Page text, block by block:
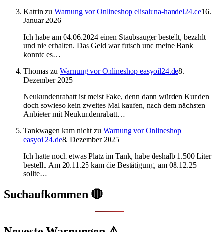
Katrin zu Warnung vor Onlineshop elisaluna-handel24.de16.
Januar 2026
Ich habe am 04.06.2024 einen Staubsauger bestellt, bezahlt
und nie erhalten. Das Geld war futsch und meine Bank
konnte es…
Thomas zu Warnung vor Onlineshop easyoil24.de8.
Dezember 2025
Neukundenrabatt ist meist Fake, denn dann würden Kunden
doch sowieso kein zweites Mal kaufen, nach dem nächsten
Anbieter mit Neukundenrabatt…
Tankwagen kam nicht zu Warnung vor Onlineshop
easyoil24.de8. Dezember 2025
Ich hatte noch etwas Platz im Tank, habe deshalb 1.500 Liter
bestellt. Am 20.11.25 kam die Bestätigung, am 08.12.25
sollte…
Suchaufkommen 🔴